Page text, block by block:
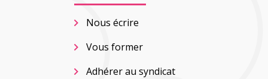
Nous écrire
Vous former
Adhérer au syndicat